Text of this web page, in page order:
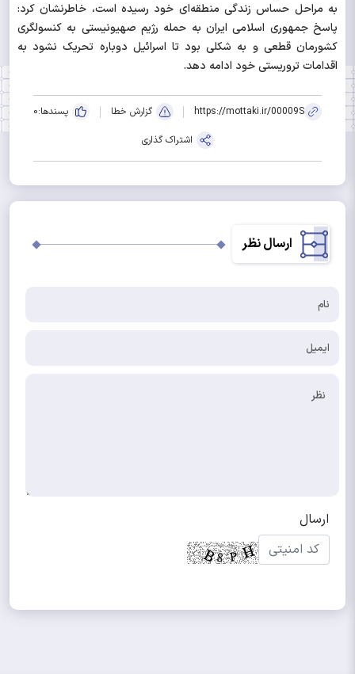
به مراحل حساس زندگی منطقه‌ای خود رسیده است، خاطرنشان کرد:
پاسخ جمهوری اسلامی ایران به حمله رژیم صهیونیستی به کنسولگری
کشورمان قطعی و به شکلی بود تا اسرائیل دوباره تحریک نشود به
اقدامات تروریستی خود ادامه دهد.
https://mottaki.ir/00009S گزارش خطا پسندها:0
اشتراک گذاری
ارسال نظر